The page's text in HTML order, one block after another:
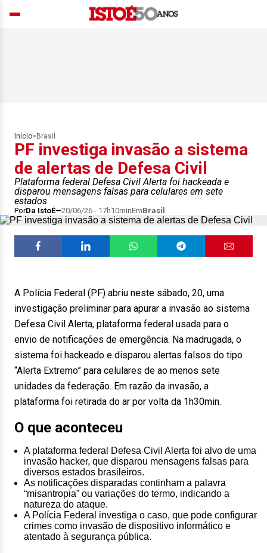
Início> Brasil
PF investiga invasão a sistema
de alertas de Defesa Civil
Plataforma federal Defesa Civil Alerta foi hackeada e
disparou mensagens falsas para celulares em sete
estados
PorDa IstoÉ 20/06/26 - 17h10minEmBrasil
A Polícia Federal (PF) abriu neste sábado, 20, uma
investigação preliminar para apurar a invasão ao sistema
Defesa Civil Alerta, plataforma federal usada para o
envio de notificações de emergência. Na madrugada, o
sistema foi hackeado e disparou alertas falsos do tipo
“Alerta Extremo” para celulares de ao menos sete
unidades da federação. Em razão da invasão, a
plataforma foi retirada do ar por volta da 1h30min.
O que aconteceu
A plataforma federal Defesa Civil Alerta foi alvo de uma
invasão hacker, que disparou mensagens falsas para
diversos estados brasileiros.
As notificações disparadas continham a palavra
“misantropia” ou variações do termo, indicando a
natureza do ataque.
A Polícia Federal investiga o caso, que pode configurar
crimes como invasão de dispositivo informático e
atentado à segurança pública.